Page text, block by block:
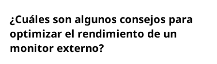
¿Cuáles son algunos consejos para
optimizar el rendimiento de un
monitor externo?